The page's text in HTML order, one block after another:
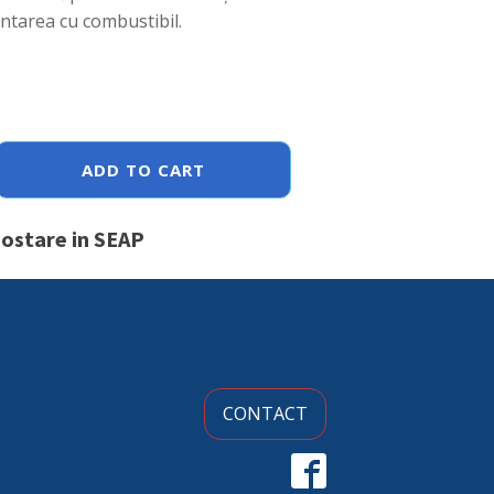
cu combustibil.
ADD TO CART
in SEAP
CONTACT